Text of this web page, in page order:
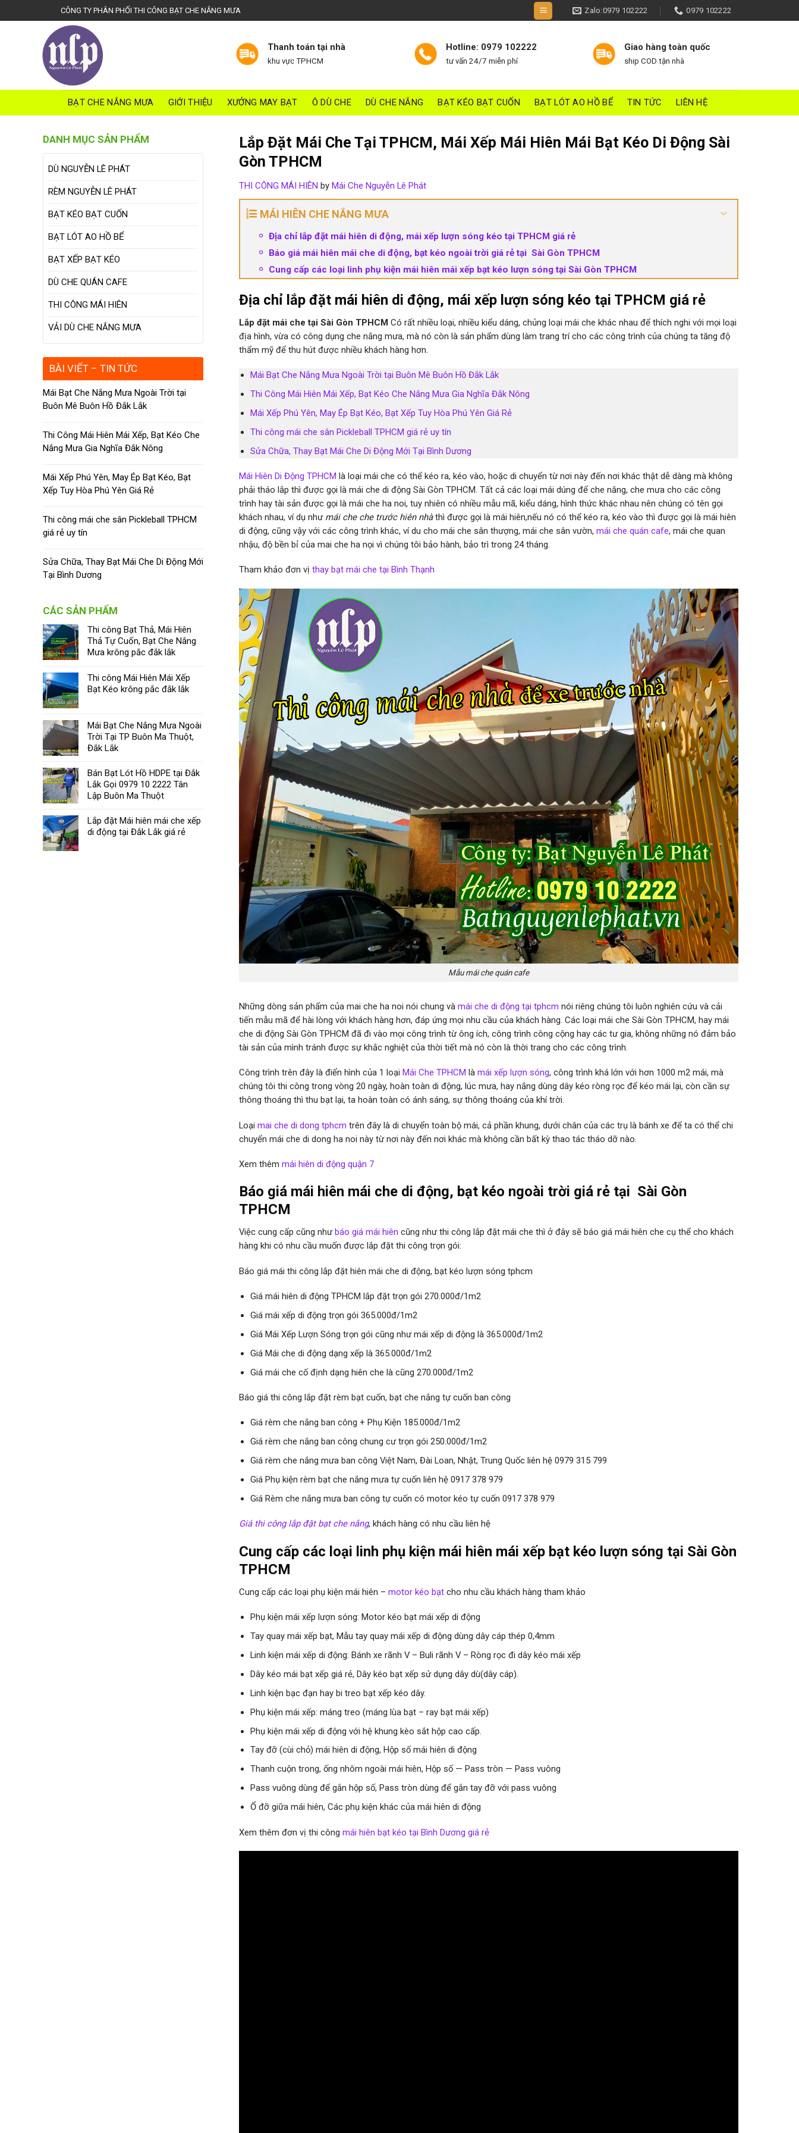
k
c
n
CÔNG TY PHÂN PHỐI THI CÔNG BẠT CHE NẮNG MƯA Zalo:0979 102222 0979 102222
Thanh toán tại nhà
khu vực TPHCM
Hotline: 0979 102222
tư vấn 24/7 miễn phí
Giao hàng toàn quốc
ship COD tận nhà
BẠT CHE NẮNG MƯA GIỚI THIỆU XƯỞNG MAY BẠT Ô DÙ CHE DÙ CHE NẮNG BẠT KÉO BẠT CUỐN BẠT LÓT AO HỒ BỂ TIN TỨC LIÊN HỆ
DANH MỤC SẢN PHẨM
DÙ NGUYỄN LÊ PHÁT
RÈM NGUYỄN LÊ PHÁT
BẠT KÉO BẠT CUỐN
BẠT LÓT AO HỒ BỂ
BẠT XẾP BẠT KÉO
DÙ CHE QUÁN CAFE
THI CÔNG MÁI HIÊN
VẢI DÙ CHE NẮNG MƯA
BÀI VIẾT – TIN TỨC
Mái Bạt Che Nắng Mưa Ngoài Trời tại
Buôn Mê Buôn Hồ Đắk Lắk
Thi Công Mái Hiên Mái Xếp, Bạt Kéo Che
Nắng Mưa Gia Nghĩa Đắk Nông
Mái Xếp Phú Yên, May Ép Bạt Kéo, Bạt
Xếp Tuy Hòa Phú Yên Giá Rẻ
Thi công mái che sân Pickleball TPHCM
giá rẻ uy tín
Sửa Chữa, Thay Bạt Mái Che Di Động Mới
Tại Bình Dương
CÁC SẢN PHẨM
Thi công Bạt Thả, Mái Hiên
Thả Tự Cuốn, Bạt Che Nắng
Mưa krông pắc đắk lắk
Thi công Mái Hiên Mái Xếp
Bạt Kéo krông pắc đắk lắk
Mái Bạt Che Nắng Mưa Ngoài
Trời Tại TP Buôn Ma Thuột,
Đắk Lắk
Bán Bạt Lót Hồ HDPE tại Đắk
Lắk Gọi 0979 10 2222 Tân
Lập Buôn Ma Thuột
Lắp đặt Mái hiên mái che xếp
di động tại Đắk Lắk giá rẻ
Lắp Đặt Mái Che Tại TPHCM, Mái Xếp Mái Hiên Mái Bạt Kéo Di Động Sài
Gòn TPHCM
THI CÔNG MÁI HIÊN by Mái Che Nguyễn Lê Phát
MÁI HIÊN CHE NẮNG MƯA
Địa chỉ lắp đặt mái hiên di động, mái xếp lượn sóng kéo tại TPHCM giá rẻ
Báo giá mái hiên mái che di động, bạt kéo ngoài trời giá rẻ tại Sài Gòn TPHCM
Cung cấp các loại linh phụ kiện mái hiên mái xếp bạt kéo lượn sóng tại Sài Gòn TPHCM
Địa chỉ lắp đặt mái hiên di động, mái xếp lượn sóng kéo tại TPHCM giá rẻ
Lắp đặt mái che tại Sài Gòn TPHCM Có rất nhiều loại, nhiều kiểu dáng, chủng loại mái che khác nhau để thích nghi với mọi loại
địa hình, vừa có công dụng che nắng mưa, mà nó còn là sản phẩm dùng làm trang trí cho các công trình của chúng ta tăng độ
thẩm mỹ để thu hút được nhiều khách hàng hơn.
Mái Bạt Che Nắng Mưa Ngoài Trời tại Buôn Mê Buôn Hồ Đắk Lắk
Thi Công Mái Hiên Mái Xếp, Bạt Kéo Che Nắng Mưa Gia Nghĩa Đắk Nông
Mái Xếp Phú Yên, May Ép Bạt Kéo, Bạt Xếp Tuy Hòa Phú Yên Giá Rẻ
Thi công mái che sân Pickleball TPHCM giá rẻ uy tín
Sửa Chữa, Thay Bạt Mái Che Di Động Mới Tại Bình Dương
Mái Hiên Di Động TPHCM là loại mái che có thể kéo ra, kéo vào, hoặc di chuyển từ nơi này đến nơi khác thật dễ dàng mà không
phải tháo lắp thì được gọi là mái che di động Sài Gòn TPHCM. Tất cả các loại mái dúng để che năng, che mưa cho các công
trình hay tài sản được gọi là mái che ha noi, tuy nhiên có nhiều mẫu mã, kiểu dáng, hình thức khác nhau nên chúng có tên gọi
khách nhau, ví dụ như mái che che trước hiên nhàthì được gọi là mái hiên,nếu nó có thể kéo ra, kéo vào thì được gọi là mái hiên
di động, cũng vậy với các công trình khác, ví du cho mái che sân thượng, mái che sân vườn, mái che quán cafe, mái che quan
nhậu, độ bền bỉ của mai che ha nọi vì chúng tôi bảo hành, bảo trì trong 24 tháng.
Tham khảo đơn vị thay bạt mái che tại Bình Thạnh
Mẫu mái che quán cafe
Những dòng sản phẩm của mai che ha noi nói chung và mái che di động tại tphcm nói riêng chúng tôi luôn nghiên cứu và cải
tiến mẫu mã để hài lòng với khách hàng hơn, đáp ứng mọi nhu cầu của khách hàng. Các loại mái che Sài Gòn TPHCM, hay mái
che di động Sài Gòn TPHCM đã đi vào mọi công trình từ ông ích, công trình công cộng hay các tư gia, không những nó đảm bảo
tài sản của mình tránh được sự khắc nghiệt của thời tiết mà nó còn là thời trang cho các công trình.
Công trình trên đây là điển hình của 1 loại Mái Che TPHCM là mái xếp lượn sóng, công trình khá lớn với hơn 1000 m2 mái, mà
chúng tôi thi công trong vòng 20 ngày, hoàn toàn di động, lúc mưa, hay nắng dùng dây kéo ròng rọc để kéo mái lại, còn cần sự
thông thoáng thì thu bạt lại, ta hoàn toàn có ánh sáng, sự thông thoáng của khí trời.
Loại mai che di dong tphcm trên đây là di chuyển toàn bộ mái, cả phần khung, dưới chân của các trụ là bánh xe để ta có thể chi
chuyển mái che di dong ha noi này từ nơi này đến nơi khác mà không cần bất kỳ thao tác tháo dỡ nào.
Xem thêm mái hiên di động quận 7
Báo giá mái hiên mái che di động, bạt kéo ngoài trời giá rẻ tại Sài Gòn
TPHCM
Việc cung cấp cũng nhưbáo giá mái hiên cũng như thi công lắp đặt mái che thì ở đây sẽ báo giá mái hiên che cụ thể cho khách
hàng khi có nhu cầu muốn được lắp đặt thi công trọn gói:
Báo giá mái thi công lắp đặt hiên mái che di động, bạt kéo lượn sóng tphcm
Giá mái hiên di động TPHCM lắp đặt trọn gói 270.000đ/1m2
Giá mái xếp di động trọn gói 365.000đ/1m2
Giá Mái Xếp Lượn Sóng trọn gói cũng như mái xếp di động là 365.000đ/1m2
Giá Mái che di động dạng xếp là 365.000đ/1m2
Giá mái che cố định dạng hiên che là cũng 270.000đ/1m2
Báo giá thi công lắp đặt rèm bạt cuốn, bạt che nắng tự cuốn ban công
Giá rèm che nắng ban công + Phụ Kiện 185.000đ/1m2
Giá rèm che nắng ban công chung cư trọn gói 250.000đ/1m2
Giá rèm che nắng mưa ban công Việt Nam, Đài Loan, Nhật, Trung Quốc liên hệ 0979 315 799
Giá Phụ kiện rèm bạt che nắng mưa tự cuốn liên hệ 0917 378 979
Giá Rèm che nắng mưa ban công tự cuốn có motor kéo tự cuốn 0917 378 979
Giá thi công lắp đặt bạt che nắng, khách hàng có nhu cầu liên hệ
Cung cấp các loại linh phụ kiện mái hiên mái xếp bạt kéo lượn sóng tại Sài Gòn
TPHCM
Cung cấp các loại phụ kiện mái hiên – motor kéo bạt cho nhu cầu khách hàng tham khảo
Phụ kiện mái xếp lượn sóng: Motor kéo bạt mái xếp di động
Tay quay mái xếp bạt, Mẫu tay quay mái xếp di động dùng dây cáp thép 0,4mm
Linh kiện mái xếp di động: Bánh xe rãnh V – Buli rãnh V – Ròng rọc đi dây kéo mái xếp
Dây kéo mái bạt xếp giá rẻ, Dây kéo bạt xếp sử dụng dây dù(dây cáp).
Linh kiện bạc đạn hay bi treo bạt xếp kéo dây.
Phụ kiện mái xếp: máng treo (máng lùa bạt – ray bạt mái xếp)
Phụ kiện mái xếp di động với hệ khung kèo sắt hộp cao cấp.
Tay đỡ (cùi chỏ) mái hiên di động, Hộp số mái hiên di động
Thanh cuộn trong, ống nhôm ngoài mái hiên, Hộp số — Pass tròn — Pass vuông
Pass vuông dùng để gắn hộp số, Pass tròn dùng để gắn tay đỡ với pass vuông
Ổ đỡ giữa mái hiên, Các phụ kiện khác của mái hiên di động
Xem thêm đơn vị thi công mái hiên bạt kéo tại Bình Dương giá rẻ